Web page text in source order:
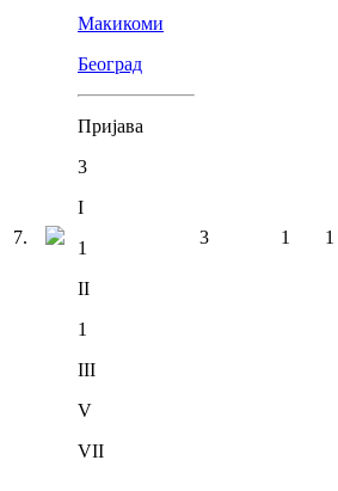
7.
Макикоми
Београд
Пријава
3
I
1
II
1
III
V
VII
3 1 1